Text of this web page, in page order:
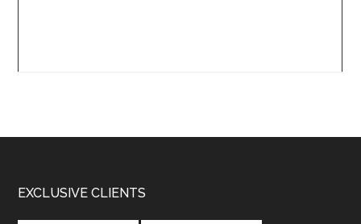
Footer
EXCLUSIVE CLIENTS